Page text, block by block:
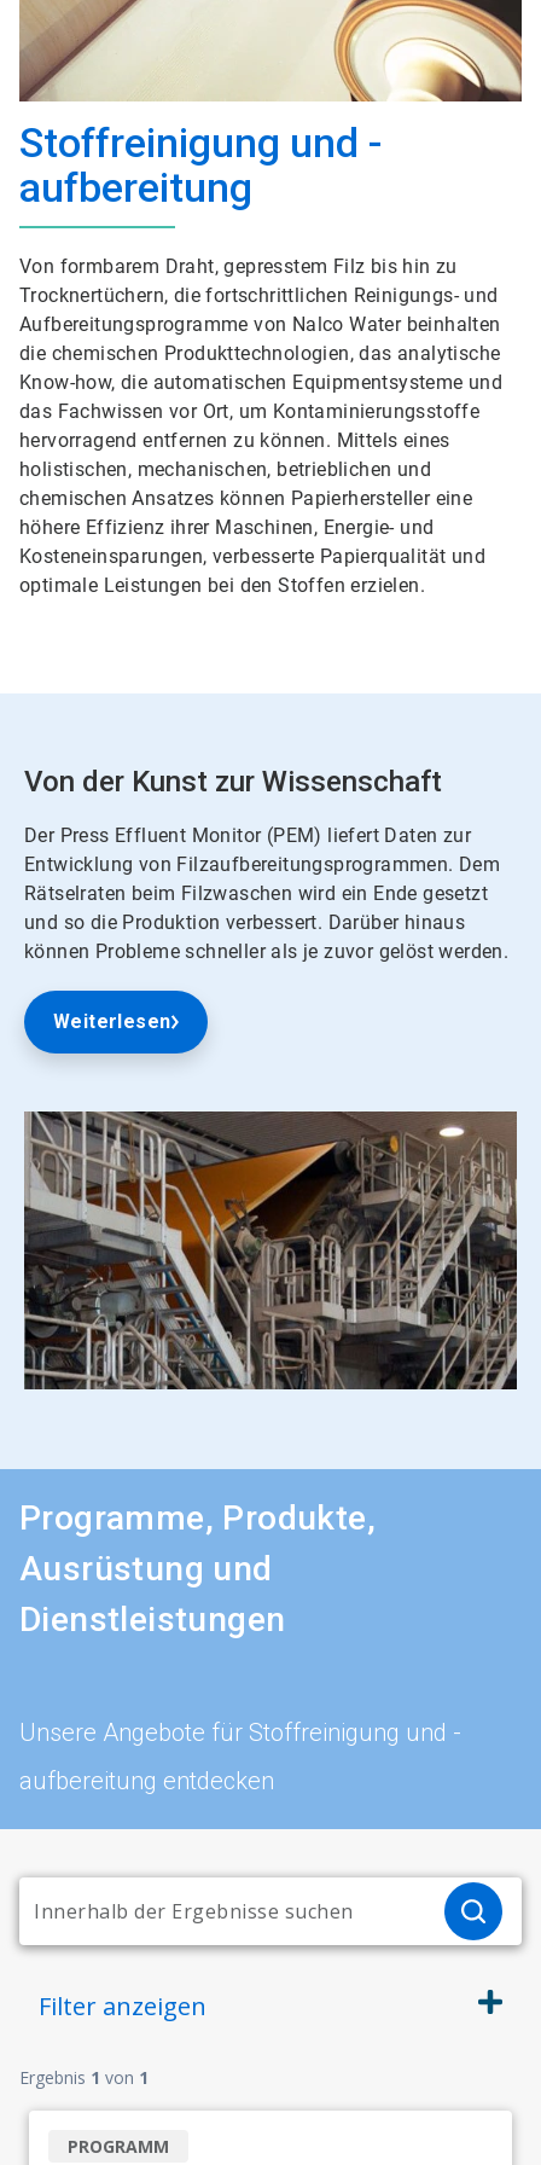
Stoffreinigung und -
aufbereitung
Von formbarem Draht, gepresstem Filz bis hin zu
Trocknertüchern, die fortschrittlichen Reinigungs- und
Aufbereitungsprogramme von Nalco Water beinhalten
die chemischen Produkttechnologien, das analytische
Know-how, die automatischen Equipmentsysteme und
das Fachwissen vor Ort, um Kontaminierungsstoffe
hervorragend entfernen zu können. Mittels eines
holistischen, mechanischen, betrieblichen und
chemischen Ansatzes können Papierhersteller eine
höhere Effizienz ihrer Maschinen, Energie- und
Kosteneinsparungen, verbesserte Papierqualität und
optimale Leistungen bei den Stoffen erzielen.
Von der Kunst zur Wissenschaft
Der Press Effluent Monitor (PEM) liefert Daten zur
Entwicklung von Filzaufbereitungsprogrammen. Dem
Rätselraten beim Filzwaschen wird ein Ende gesetzt
und so die Produktion verbessert. Darüber hinaus
können Probleme schneller als je zuvor gelöst werden.
Weiterlesen
Programme, Produkte,
Ausrüstung und
Dienstleistungen
Unsere Angebote für Stoffreinigung und -
aufbereitung entdecken
Filter anzeigen
Ergebnis 1 von 1
PROGRAMM